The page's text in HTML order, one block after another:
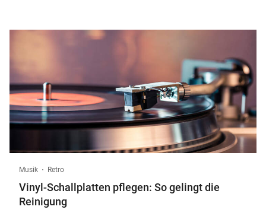
Musik Retro
Vinyl-Schallplatten pflegen: So gelingt die
Reinigung